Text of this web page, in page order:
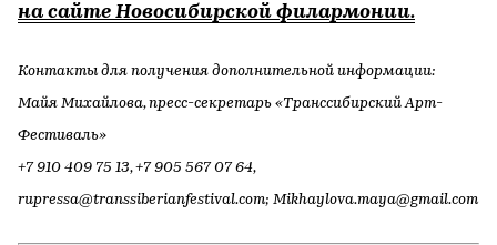
на сайте Новосибирской филармонии.
Контакты для получения дополнительной информации:
Майя Михайлова, пресс-секретарь «Транссибирский Арт-
Фестиваль»
+7 910 409 75 13, +7 905 567 07 64,
rupressa@transsiberianfestival.com; Mikhaylova.maya@gmail.com